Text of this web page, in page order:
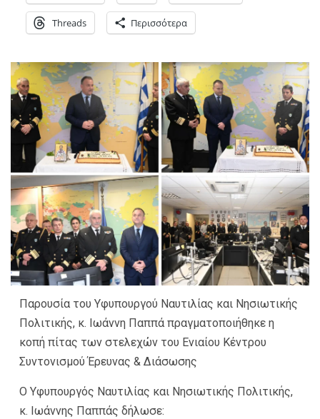
Threads Περισσότερα
Παρουσία του Υφυπουργού Ναυτιλίας και Νησιωτικής
Πολιτικής, κ. Ιωάννη Παππά πραγματοποιήθηκε η
κοπή πίτας των στελεχών του Ενιαίου Κέντρου
Συντονισμού Έρευνας & Διάσωσης
Ο Υφυπουργός Ναυτιλίας και Νησιωτικής Πολιτικής,
κ. Ιωάννης Παππάς δήλωσε: